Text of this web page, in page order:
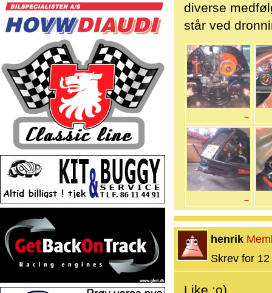
diverse
står ved
→
→
henrik
Skrev for